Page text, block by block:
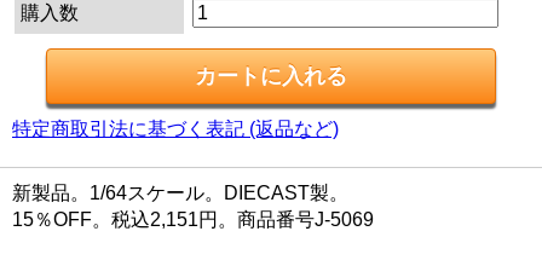
購入数
特定商取引法に基づく表記 (返品など)
新製品。1/64スケール。DIECAST製。
15％OFF。税込2,151円。商品番号J-5069